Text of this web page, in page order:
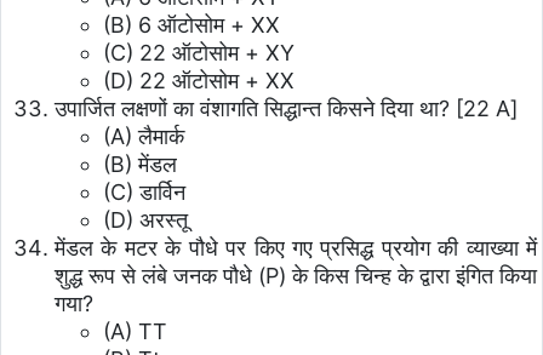
(B) 6 ऑटोसोम + XX
(C) 22 ऑटोसोम + XY
(D) 22 ऑटोसोम + XX
उपार्जित लक्षणों का वंशागति सिद्धान्त किसने दिया था? [22 A]
(A) लैमार्क
(B) मेंडल
(C) डार्विन
(D) अरस्तू
मेंडल के मटर के पौधे पर किए गए प्रसिद्ध प्रयोग की व्याख्या में
शुद्ध रूप से लंबे जनक पौधे (P) के किस चिन्ह के द्वारा इंगित किया
गया?
(A) TT